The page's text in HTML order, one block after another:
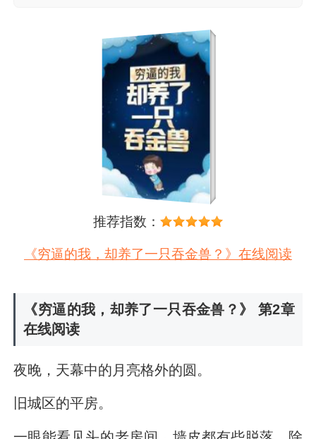
推荐指数：
《穷逼的我，却养了一只吞金兽？》在线阅读
《穷逼的我，却养了一只吞金兽？》 第2章
在线阅读
夜晚，天幕中的月亮格外的圆。
旧城区的平房。